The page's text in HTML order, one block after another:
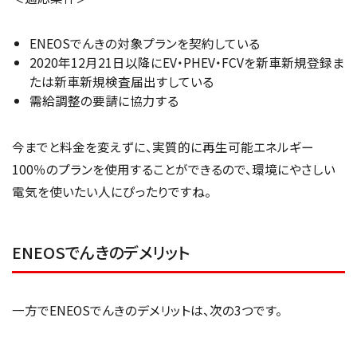
ENEOSでんきの対象プランを契約している
2020年12月21日以降にEV・PHEV・FCVを新車新規登録ま
たは新車新規検査届出すしている
需給調整の要請に協力する
今までと料金を変えずに、実質的に再生可能エネルギー
100％のプランを使用することができるので、環境にやさしい
電気を使いたい人にぴったりですね。
ENEOSでんきのデメリット
一方でENEOSでんきのデメリットは、次の3つです。